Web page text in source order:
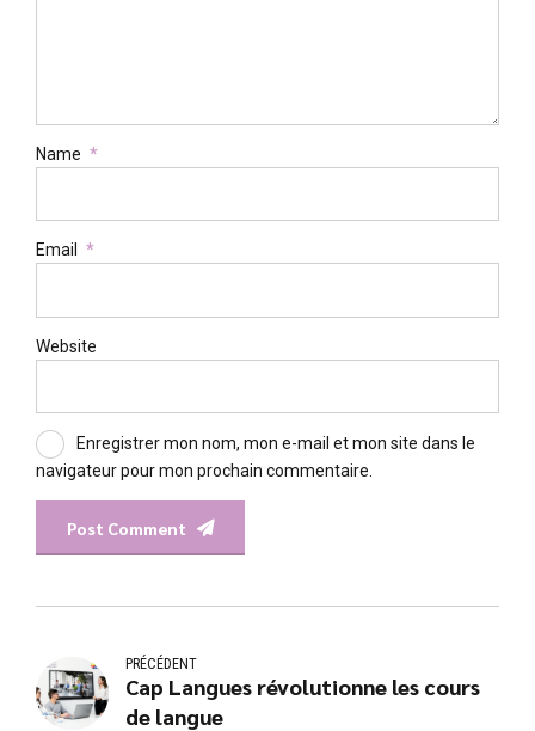
Name *
Email *
Website
Enregistrer mon nom, mon e-mail et mon site dans le
navigateur pour mon prochain commentaire.
Post Comment
PRÉCÉDENT
Cap Langues révolutionne les cours
de langue